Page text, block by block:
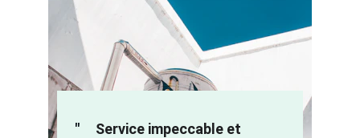
Service impeccable et
"